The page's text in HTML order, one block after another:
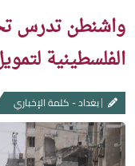
واشنطن تدرس
الفلسطينية
بغداد - كلمة الإخباري